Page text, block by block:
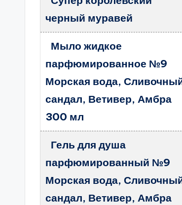
черный муравей
Мыло жидкое
парфюмированное №9
Морская вода,
сандал, Ветивер, Амбра
300 мл
Гель для душа
парфюмированный №9
Морская вода,
сандал, Ветивер, Амбра